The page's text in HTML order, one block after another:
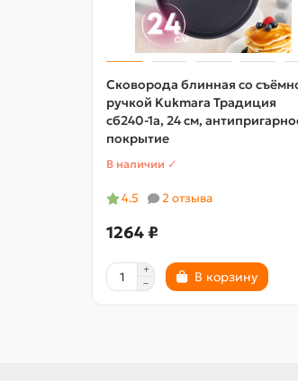
Сковорода блинная со
ручкой Kukmara Традиция
сб240-1а, 24 см,
покрытие
В наличии ✓
4.5 2 отзыва
1264 ₽
В корзину